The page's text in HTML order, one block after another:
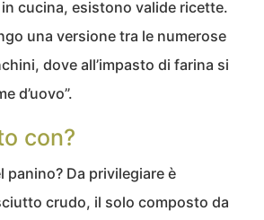
cucina, esistono valide ricette.
una versione tra le numerose
dove all’impasto di farina si
d’uovo”.
con?
panino? Da privilegiare è
crudo, il solo composto da